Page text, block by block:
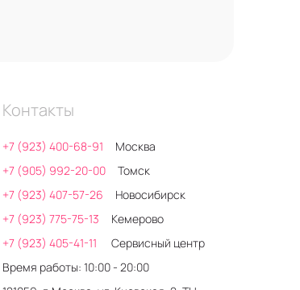
Контакты
+7 (923) 400-68-91
Москва
+7 (905) 992-20-00
Томск
+7 (923) 407-57-26
Новосибирск
+7 (923) 775-75-13
Кемерово
+7 (923) 405-41-11
Сервисный центр
Время работы: 10:00 - 20:00